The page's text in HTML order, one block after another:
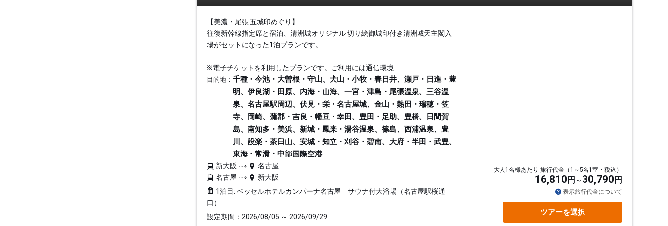
【美濃・尾張 五城印めぐり】
往復新幹線指定席と宿泊、清洲城オリジナル 切り絵御城印付き清洲城天主閣入
場がセットになった1泊プランです。
※電子チケットを利用したプランです。ご利用には通信環境
目的地： 千種・今池・大曽根・守山、犬山・小牧・春日井、瀬戸・日進・豊
明、伊良湖・田原、内海・山海、一宮・津島・尾張温泉、三谷温
泉、名古屋駅周辺、伏見・栄・名古屋城、金山・熱田・瑞穂・笠
寺、岡崎、蒲郡・吉良・幡豆・幸田、豊田・足助、豊橋、日間賀
島、南知多・美浜、新城・鳳来・湯谷温泉、篠島、西浦温泉、豊
川、設楽・茶臼山、安城・知立・刈谷・碧南、大府・半田・武豊、
東海・常滑・中部国際空港
新大阪
名古屋
名古屋
新大阪
1泊目: ベッセルホテルカンパーナ名古屋 サウナ付大浴場（名古屋駅桜通
口）
設定期間：2026/08/05 ～ 2026/09/29
大人1名様あたり 旅行代金（1～5名1室・税込）
16,810 円 30,790 円
表示旅行代金について
ツアーを選択